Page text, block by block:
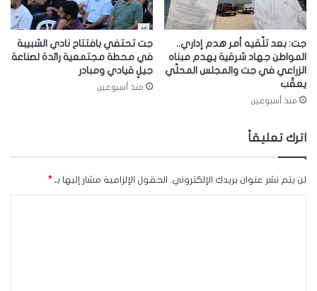
جت: بعد تلّقيه أمر هدم إداري..
المواطن جهاد شرقية يهدم مبناه
الزراعي في جت والمجلس المحلّي
يعقّب
منذ أسبوعين
جت تحتفي بافتتاح نادي الشبيبة
في محطة مجتمعية رائدة لصناعة
جيلٍ قيادي ومبادر
منذ أسبوعين
اترك تعليقاً
لن يتم نشر عنوان بريدك الإلكتروني. الحقول الإلزامية مشار إليها بـ *